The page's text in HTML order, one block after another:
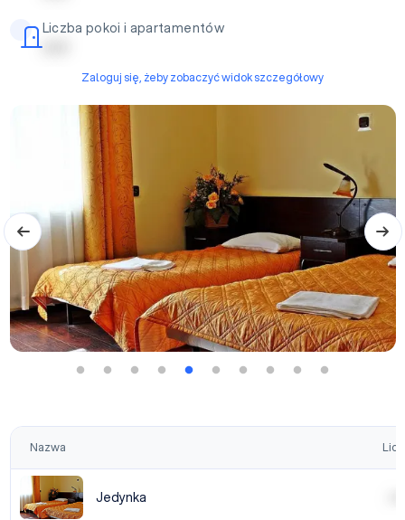
Liczba pokoi i apartamentów
| | | | |
Zaloguj się, żeby zobaczyć widok szczegółowy
Nazwa
Jedynka